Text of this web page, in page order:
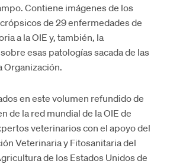
Contiene imágenes de los
de 29 enfermedades de
a la OIE y, también, la
esas patologías sacada de las
Organización.
en este volumen refundido de
de la red mundial de la OIE de
veterinarios con el apoyo del
Veterinaria y Fitosanitaria del
de los Estados Unidos de